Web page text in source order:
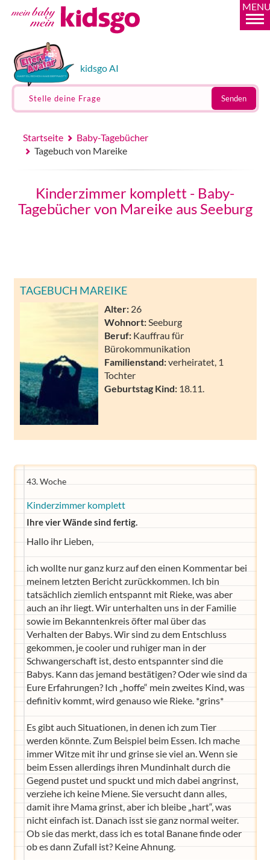
kidsgo AI
Stelle deine Frage Senden
Startseite
Baby-Tagebücher
Tagebuch von Mareike
Kinderzimmer komplett - Baby-
Tagebücher von Mareike aus Seeburg
TAGEBUCH MAREIKE
Alter: 26
Wohnort: Seeburg
Beruf: Kauffrau für
Bürokommunikation
Familienstand:verheiratet, 1
Tochter
Geburtstag Kind: 18.11.
43. Woche
Kinderzimmer komplett
Ihre vier Wände sind fertig.
Hallo ihr Lieben,
ich wollte nur ganz kurz auf den einen Kommentar bei
meinem letzten Bericht zurückkommen. Ich bin
tatsächlich ziemlich entspannt mit Rieke, was aber
auch an ihr liegt. Wir unterhalten uns in der Familie
sowie im Bekanntenkreis öfter mal über das
Verhalten der Babys. Wir sind zu dem Entschluss
gekommen, je cooler und ruhiger man in der
Schwangerschaft ist, desto entspannter sind die
Babys. Kann das jemand bestätigen? Oder wie sind da
Eure Erfahrungen? Ich „hoffe“ mein zweites Kind, was
definitiv kommt, wird genauso wie Rieke. *grins*
Es gibt auch Situationen, in denen ich zum Tier
werden könnte. Zum Beispiel beim Essen. Ich mache
immer Witze mit ihr und grinse sie viel an. Wenn sie
beim Essen allerdings ihren Mundinhalt durch die
Gegend pustet und spuckt und mich dabei angrinst,
verziehe ich keine Miene. Sie versucht dann alles,
damit ihre Mama grinst, aber ich bleibe „hart“, was
nicht einfach ist. Danach isst sie ganz normal weiter.
Ob sie das merkt, dass ich es total Banane finde oder
ob es dann Zufall ist? Keine Ahnung.